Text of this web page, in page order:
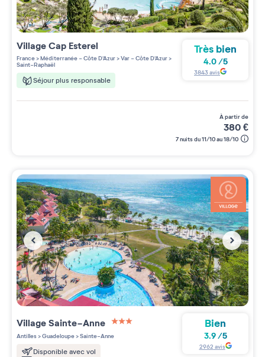
VillageCap Esterel
France>Méditerranée - Côte D'Azur>Var - Côte D'Azur>
Saint-Raphaël
Séjour plus responsable
Très bien
4.0/5
3843avis
à partir de
380€
7 nuits du 11/10 au 18/10
VillageSainte-Anne
3 étoiles sur 5
Antilles>Guadeloupe>Sainte-Anne
Disponible avec vol
Bien
3.9/5
2962 avis